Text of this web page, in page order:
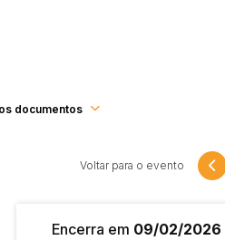
documentos
Voltar para o evento
Encerra em 09/02/2026